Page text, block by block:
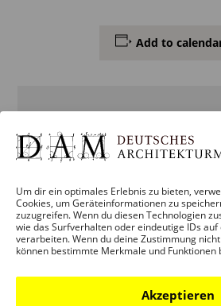
Um dir ein optimales Erlebnis zu bieten,
Cookies, um Geräteinformationen zu
zuzugreifen. Wenn du diesen Technologien
wie das Surfverhalten oder eindeutige IDs auf
verarbeiten. Wenn du deine Zustimmung
können bestimmte Merkmale und
Akzeptieren
Add to
DETAILS
24. October 2025
Veranstaltung Categories:
ERWACHSENE,KINDER +
FAMILIEN,VERANSTALTUNG,